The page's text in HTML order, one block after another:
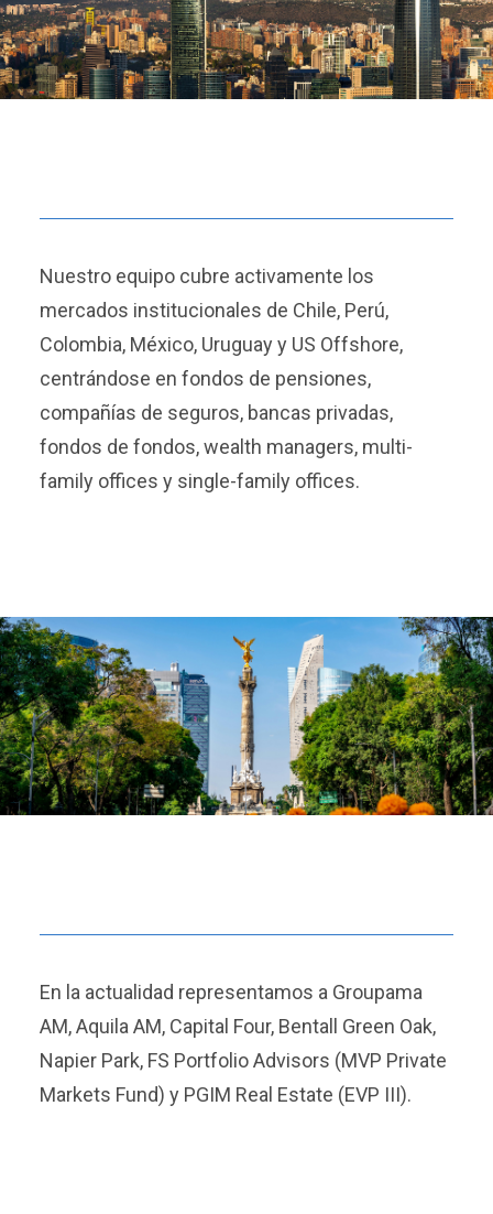
Nuestro equipo cubre activamente los
mercados institucionales de Chile, Perú,
Colombia, México, Uruguay y US Offshore,
centrándose en fondos de pensiones,
compañías de seguros, bancas privadas,
fondos de fondos, wealth managers, multi-
family offices y single-family offices.
En la actualidad representamos a Groupama
AM, Aquila AM, Capital Four, Bentall Green Oak,
Napier Park, FS Portfolio Advisors (MVP Private
Markets Fund) y PGIM Real Estate (EVP III).